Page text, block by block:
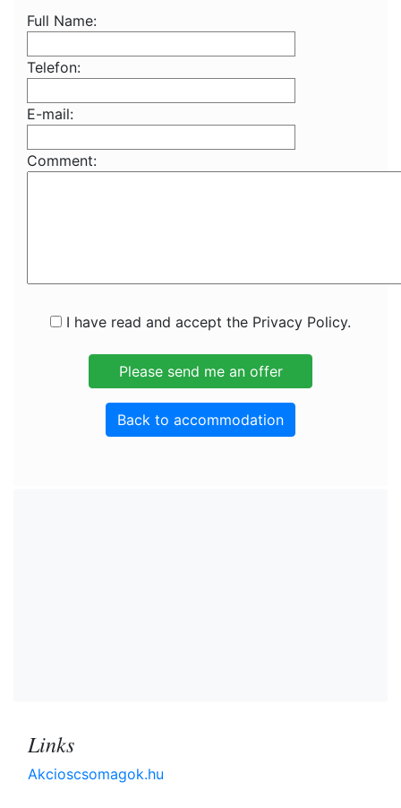
Full Name:
Telefon:
E-mail:
Comment:
I have read and accept the Privacy Policy.
Back to accommodation
Links
Akcioscsomagok.hu